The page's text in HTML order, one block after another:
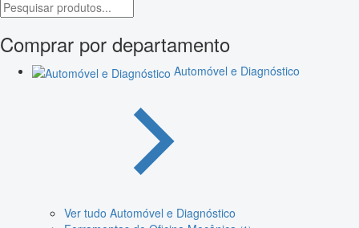
Comprar por departamento
Automóvel e Diagnóstico
Ver tudo Automóvel e Diagnóstico